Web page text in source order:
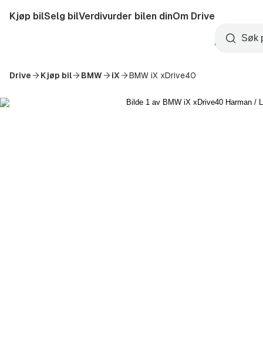
til
Startside
Kjøp bilSelg bilVerdivurder bilen dinOm Drive
Opprett
konto
Søk
Drive Kjøp bil BMW iX BMW iX xDrive40